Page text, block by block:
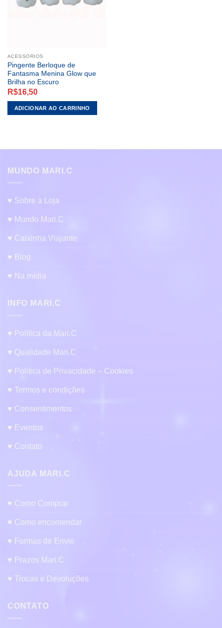
ACESSÓRIOS
Pingente Berloque de
Fantasma Menina Glow que
Brilha no Escuro
R$16,50
ADICIONAR AO CARRINHO
MUNDO MARI.C
♥ Sobre a Loja
♥ Mundo Mari.C
♥ Caixinha Viajante
♥ Blog
♥ Na mídia
INFO MARI.C
♥ Política da Mari.C
♥ Qualidade Mari.C
♥ Politica de Privacidade – Cookies
♥ Termos e condições
♥ Consentimentos
♥ Eventos
♥ Contato
AJUDA MARI.C
♥ Como Comprar
♥ Como encomendar
♥ Formas de Envio
♥ Prazos Mari.C
♥ Trocas e Devoluções
CONTATO